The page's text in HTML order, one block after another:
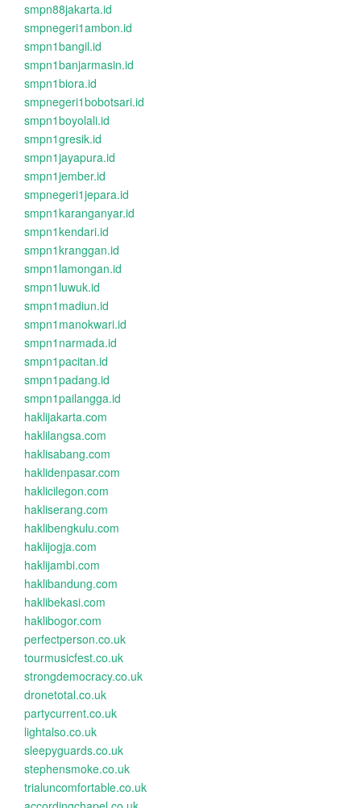
smpn88jakarta.id
smpnegeri1ambon.id
smpn1bangil.id
smpn1banjarmasin.id
smpn1biora.id
smpnegeri1bobotsari.id
smpn1boyolali.id
smpn1gresik.id
smpn1jayapura.id
smpn1jember.id
smpnegeri1jepara.id
smpn1karanganyar.id
smpn1kendari.id
smpn1kranggan.id
smpn1lamongan.id
smpn1luwuk.id
smpn1madiun.id
smpn1manokwari.id
smpn1narmada.id
smpn1pacitan.id
smpn1padang.id
smpn1pailangga.id
haklijakarta.com
haklilangsa.com
haklisabang.com
haklidenpasar.com
haklicilegon.com
hakliserang.com
haklibengkulu.com
haklijogja.com
haklijambi.com
haklibandung.com
haklibekasi.com
haklibogor.com
perfectperson.co.uk
tourmusicfest.co.uk
strongdemocracy.co.uk
dronetotal.co.uk
partycurrent.co.uk
lightalso.co.uk
sleepyguards.co.uk
stephensmoke.co.uk
trialuncomfortable.co.uk